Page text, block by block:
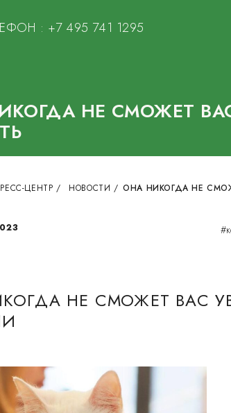
: +7 495 741 1295
НЕ СМОЖЕТ
ЦЕНТР / НОВОСТИ / ОНА НИКОГДА НЕ
НЕ СМОЖЕТ ВАС